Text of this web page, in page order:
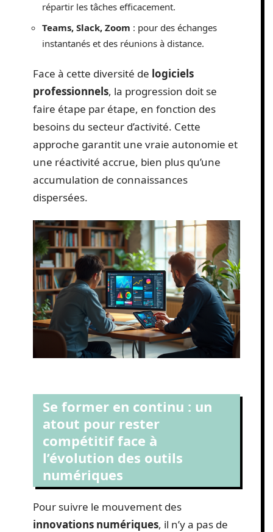
répartir les tâches efficacement.
Teams, Slack, Zoom : pour des échanges
instantanés et des réunions à distance.
Face à cette diversité de logiciels
professionnels, la progression doit se
faire étape par étape, en fonction des
besoins du secteur d’activité. Cette
approche garantit une vraie autonomie et
une réactivité accrue, bien plus qu’une
accumulation de connaissances
dispersées.
Se former en continu : un
atout pour rester
compétitif face à
l’évolution des outils
numériques
Pour suivre le mouvement des
innovations numériques, il n’y a pas de